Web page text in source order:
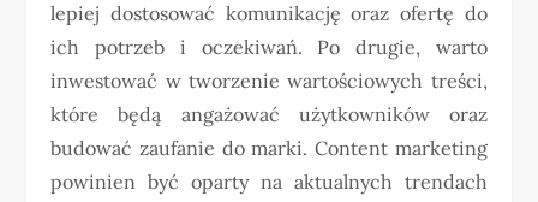
lepiej dostosować komunikację oraz ofertę do
ich potrzeb i oczekiwań. Po drugie, warto
inwestować w tworzenie wartościowych treści,
które będą angażować użytkowników oraz
budować zaufanie do marki. Content marketing
powinien być oparty na aktualnych trendach